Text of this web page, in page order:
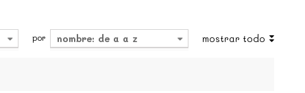
mostrar todo
por nombre: de a a z